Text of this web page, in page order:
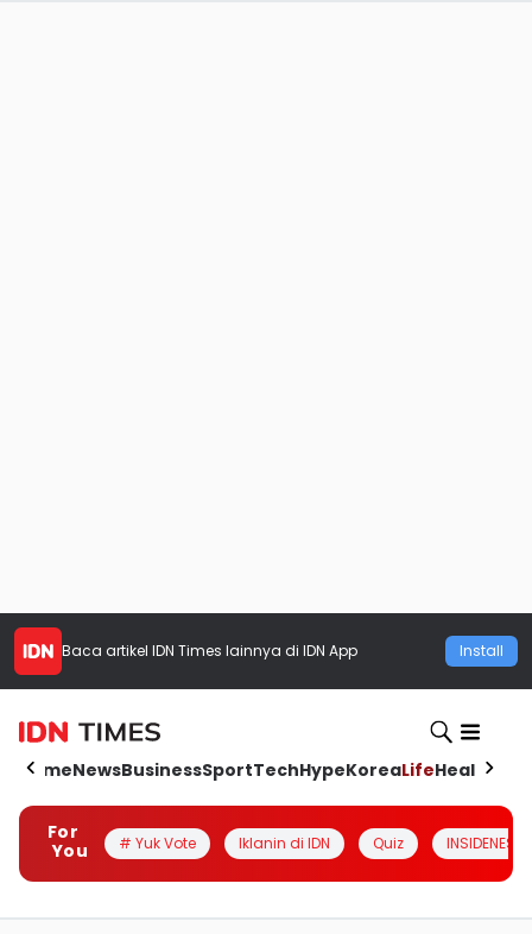
Baca artikel IDN Times lainnya di IDN App Install
HomeNewsBusinessSportTechHypeKoreaLifeHealth
For
You
# Yuk Vote Iklanin di IDN Quiz INSIDENESIA